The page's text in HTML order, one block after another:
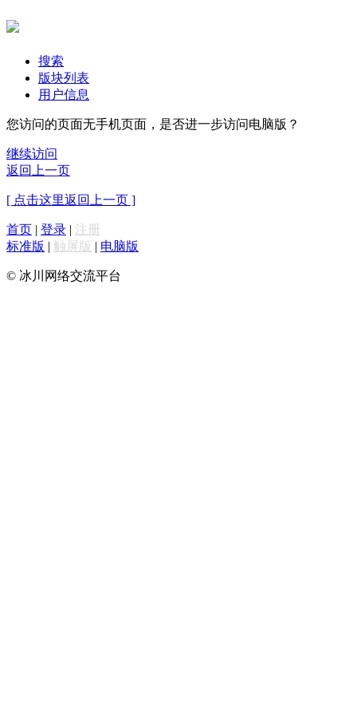
搜索
版块列表
用户信息
您访问的页面无手机页面，是否进一步访问电脑版？
继续访问
返回上一页
[ 点击这里返回上一页 ]
首页 | 登录 | 注册
标准版 | 触屏版 | 电脑版
© 冰川网络交流平台